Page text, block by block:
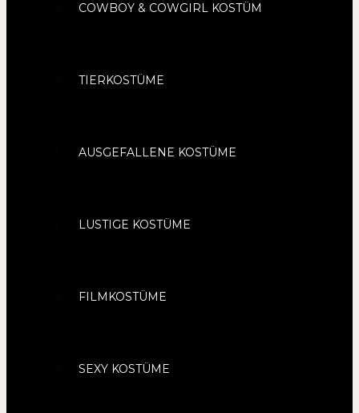
COWBOY & COWGIRL KOSTÜM
TIERKOSTÜME
AUSGEFALLENE KOSTÜME
LUSTIGE KOSTÜME
FILMKOSTÜME
SEXY KOSTÜME